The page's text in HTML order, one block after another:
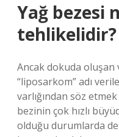
Yağ bezesi
tehlikelidir?
Ancak dokuda
“liposarkom” adı
varlığından söz
bezinin çok hızlı
olduğu durumlarda